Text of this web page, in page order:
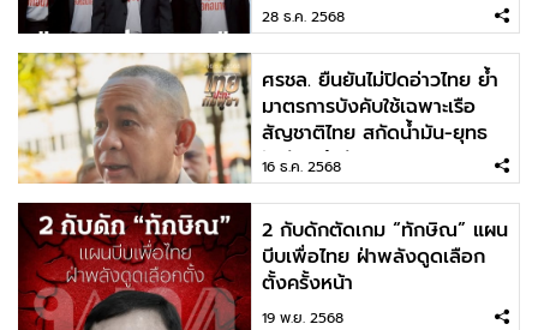
28 ธ.ค. 2568
ศรชล. ยืนยันไม่ปิดอ่าวไทย ย้ำ
มาตรการบังคับใช้เฉพาะเรือ
สัญชาติไทย สกัดน้ำมัน-ยุทธ
ปัจจัย เข้ากัมพูชา
16 ธ.ค. 2568
2 กับดักตัดเกม “ทักษิณ” แผน
บีบเพื่อไทย ฝ่าพลังดูดเลือก
ตั้งครั้งหน้า
19 พ.ย. 2568